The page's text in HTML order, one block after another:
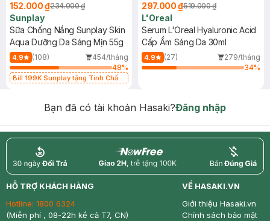
152.000 ₫234.000 ₫
Sunplay
Sữa Chống Nắng Sunplay Skin
Aqua Dưỡng Da Sáng Mịn 55g
4.9 (108)
454/tháng
48%
Bill 199K Sunplay tặng Tinh Chất
297.000 ₫519.000 ₫
L'Oreal
Serum L'Oreal Hyaluronic Acid
Cấp Ẩm Sáng Da 30ml
4.9 (27)
279/tháng
34%
Bạn đã có tài khoản Hasaki?Đăng nhập
return nowfree price
HỖ TRỢ KHÁCH HÀNG
Hotline: 1800 6324
(Miễn phí , 08-22h kể cả T7, CN)
VỀ HASAKI.VN
Giới thiệu Hasaki.vn
Chính sách bảo mật